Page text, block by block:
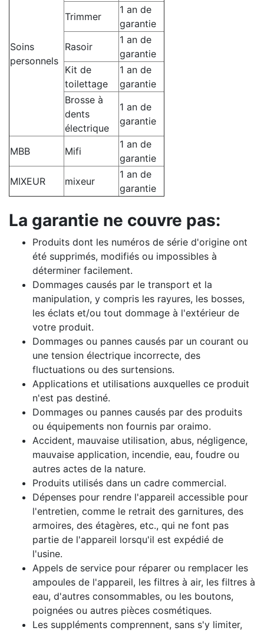
Soins
personnels
Trimmer
1 an de
garantie
Rasoir
1 an de
garantie
Kit de
toilettage
1 an de
garantie
Brosse à
dents
électrique
1 an de
garantie
MBB Mifi
1 an de
garantie
MIXEUR
mixeur
1 an de
garantie
La garantie ne couvre pas:
Produits dont les numéros de série d'origine ont
été supprimés, modifiés ou impossibles à
déterminer facilement.
Dommages causés par le transport et la
manipulation, y compris les rayures, les bosses,
les éclats et/ou tout dommage à l'extérieur de
votre produit.
Dommages ou pannes causés par un courant ou
une tension électrique incorrecte, des
fluctuations ou des surtensions.
Applications et utilisations auxquelles ce produit
n'est pas destiné.
Dommages ou pannes causés par des produits
ou équipements non fournis par oraimo.
Accident, mauvaise utilisation, abus, négligence,
mauvaise application, incendie, eau, foudre ou
autres actes de la nature.
Produits utilisés dans un cadre commercial.
Dépenses pour rendre l'appareil accessible pour
l'entretien, comme le retrait des garnitures, des
armoires, des étagères, etc., qui ne font pas
partie de l'appareil lorsqu'il est expédié de
l'usine.
Appels de service pour réparer ou remplacer les
ampoules de l'appareil, les filtres à air, les filtres à
eau, d'autres consommables, ou les boutons,
poignées ou autres pièces cosmétiques.
Les suppléments comprennent, sans s'y limiter,